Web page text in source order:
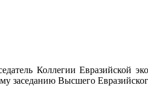
Коллегии Евразийской
заседанию Высшего